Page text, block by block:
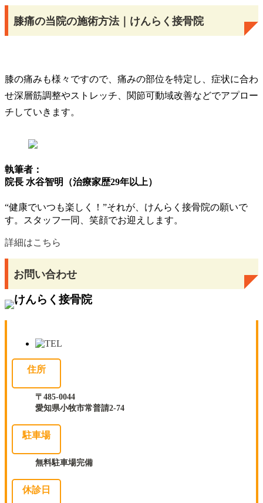
膝痛の当院の施術方法｜けんらく接骨院
膝の痛みも様々ですので、痛みの部位を特定し、症状に合わ
せ深層筋調整やストレッチ、関節可動域改善などでアプロー
チしていきます。
執筆者：
院長 水谷智明（治療家歴29年以上）
“健康でいつも楽しく！”それが、けんらく接骨院の願いで
す。スタッフ一同、笑顔でお迎えします。
詳細はこちら
お問い合わせ
住所
〒485-0044
愛知県小牧市常普請2-74
駐車場
無料駐車場完備
休診日